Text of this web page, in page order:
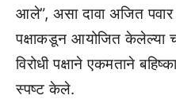
आले”, असा दावा अजित पवार
पक्षाकडून आयोजित केलेल्या
विरोधी पक्षाने एकमताने
स्पष्ट केले.